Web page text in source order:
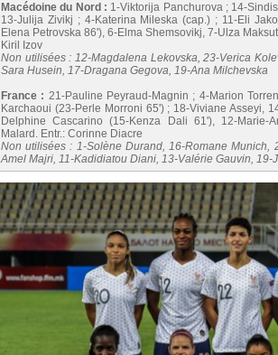
Macédoine du Nord : 1-Viktorija Panchurova ; 14-
13-Julija Zivikj ; 4-Katerina Mileska (cap.) ; 11-Eli
Elena Petrovska 86'), 6-Elma Shemsovikj, 7-Ulza
Kiril Izov
Non utilisées : 12-Magdalena Lekovska, 23-Verica
Sara Husein, 17-Dragana Gegova, 19-Ana Milchevska
France : 21-Pauline Peyraud-Magnin ; 4-Marion
Karchaoui (23-Perle Morroni 65') ; 18-Viviane Asseyi,
Delphine Cascarino (15-Kenza Dali 61'), 12-Marie-
Malard. Entr.: Corinne Diacre
Non utilisées : 1-Solène Durand, 16-Romane Munich,
Amel Majri, 11-Kadidiatou Diani, 13-Valérie Gauvin, 19-